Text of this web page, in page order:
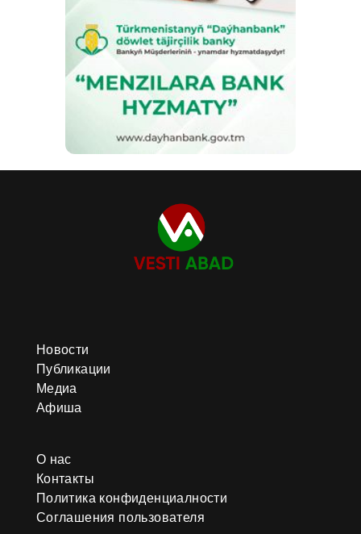
Новости
Публикации
Медиа
Афиша
О нас
Контакты
Политика конфиденциалности
Соглашения пользователя